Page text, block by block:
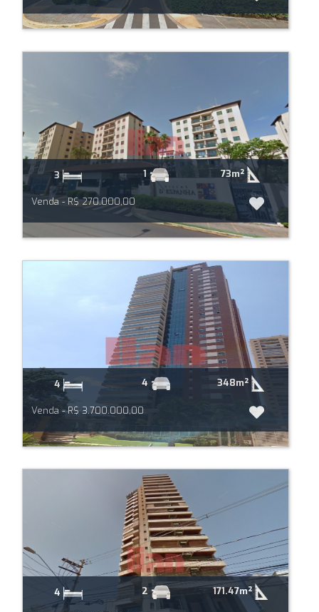
3 1 73m²
Venda - R$ 270.000,00
4 4 348m²
Venda - R$ 3.700.000,00
4 2 171.47m²